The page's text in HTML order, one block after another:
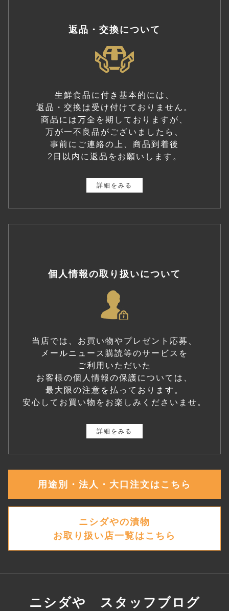
返品・交換について
生鮮食品に付き基本的には、
返品・交換は受け付けておりません。
商品には万全を期しておりますが、
万が一不良品がございましたら、
事前にご連絡の上、商品到着後
2日以内に返品をお願いします。
詳細をみる
個人情報の取り扱いについて
当店では、お買い物やプレゼント応募、
メールニュース購読等のサービスを
ご利用いただいた
お客様の個人情報の保護については、
最大限の注意を払っております。
安心してお買い物をお楽しみくださいませ。
詳細をみる
用途別・法人・大口注文はこちら
ニシダやの漬物
お取り扱い店一覧はこちら
ニシダや スタッフブログ